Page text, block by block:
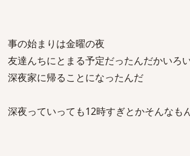
事の始まりは金曜の夜
友達んちにとまる予定だったんだかいろ
深夜家に帰ることになったんだ
深夜っていっても12時すぎとかそんなも